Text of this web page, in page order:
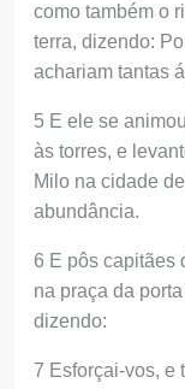
como também o
terra, dizendo:
achariam tantas
5 E ele se
às torres, e
Milo na cidade
abundância.
6 E pôs capitães
na praça da
dizendo:
7 Esforçai-vos, e